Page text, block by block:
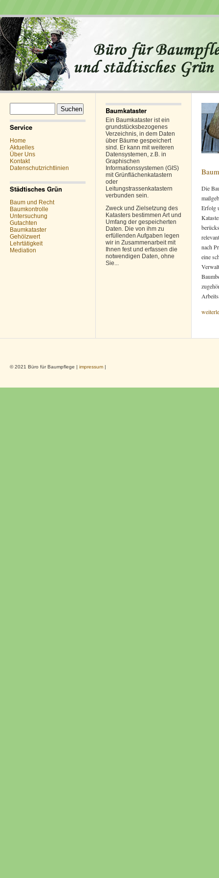
nach:
Service
Home
Aktuelles
Über Uns
Kontakt
Datenschutzrichtlinien
Städtisches Grün
Baum und Recht
Baumkontrolle
Untersuchung
Gutachten
Baumkataster
Gehölzwert
Lehrtätigkeit
Mediation
Baumkataster
Ein Baumkataster ist ein
grundstücksbezogenes
Verzeichnis, in dem Daten
über Bäume gespeichert
sind. Er kann mit weiteren
Datensystemen, z.B. in
Graphischen
Informationssystemen (GIS)
mit Grünflächenkatastern
oder
Leitungstrassenkatastern
verbunden sein.
Zweck und Zielsetzung des
Katasters bestimmen Art und
Umfang der gespeicherten
Daten. Die von ihm zu
erfüllenden Aufgaben legen
wir in Zusammenarbeit mit
Ihnen fest und erfassen die
notwendigen Daten, ohne
Sie...
Die
Erfolg
nach
eine
© 2021 Büro für Baumpflege | impressum |